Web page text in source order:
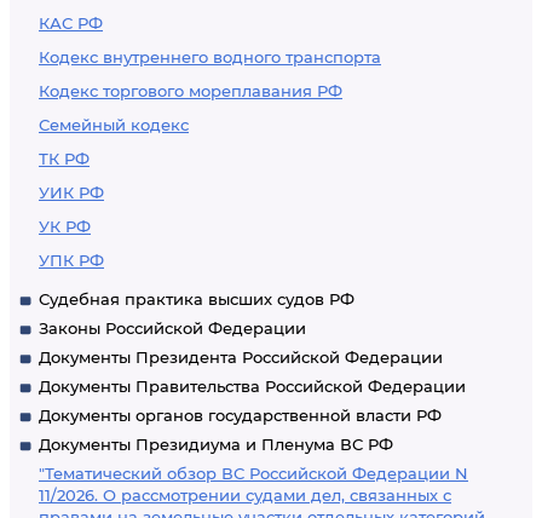
КАС РФ
Кодекс внутреннего водного транспорта
Кодекс торгового мореплавания РФ
Семейный кодекс
ТК РФ
УИК РФ
УК РФ
УПК РФ
Судебная практика высших судов РФ
Законы Российской Федерации
Документы Президента Российской Федерации
Документы Правительства Российской Федерации
Документы органов государственной власти РФ
Документы Президиума и Пленума ВС РФ
"Тематический обзор ВС Российской Федерации N
11/2026. О рассмотрении судами дел, связанных с